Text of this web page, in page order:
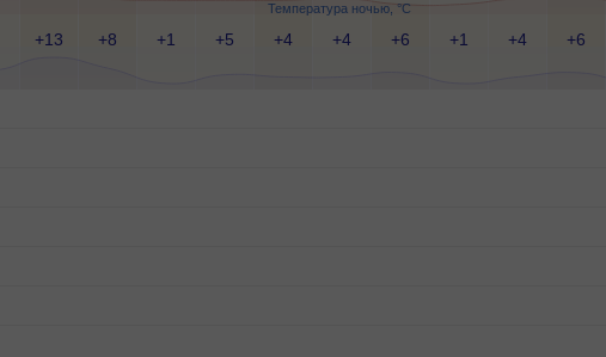
Температура ночью, °C
+13 +8 +1 +5 +4 +4 +6 +1 +4 +6